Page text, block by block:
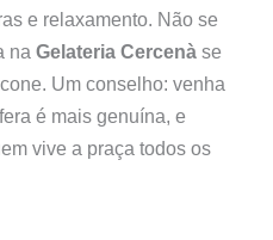
e relaxamento. Não se
na Gelateria Cercenàse
Um conselho: venha
é mais genuína, e
vive a praça todos os